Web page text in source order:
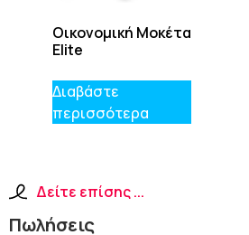
Οικονομική Μοκέτα
Elite
Διαβάστε
περισσότερα
Δείτε επίσης ...
Πωλήσεις